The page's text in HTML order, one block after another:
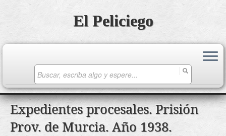
Saltar
contenido
El Peliciego
Expedientes procesales. Prisión
Prov. de Murcia. Año 1938.